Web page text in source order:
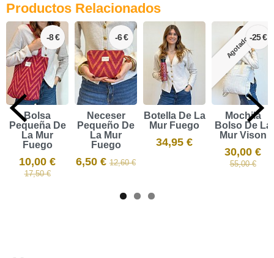
Productos Relacionados
-8 €
Bolsa
Pequeña De
La Mur
Fuego
10,00 €
17,50 €
-6 €
Neceser
Pequeño De
La Mur
Fuego
6,50 € 12,60 €
Botella De La
Mur Fuego
34,95 €
Agotado-25 €
Mochila
Bolso De La
Mur Vison
30,00 €
55,00 €